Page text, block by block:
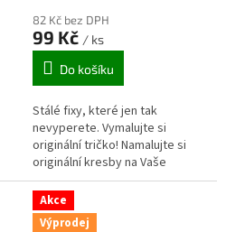
82 Kč bez DPH
99 Kč / ks
Do košíku
Stálé fixy, které jen tak
nevyperete. Vymalujte si
originální tričko! Namalujte si
originální kresby na Vaše
oblečení. S těmito fixy to jde
snadno a jen tak se neoperou!
Proto...
Akce
Výprodej